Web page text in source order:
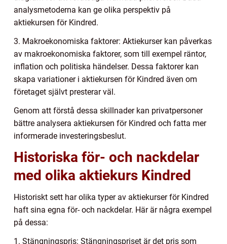
analysmetoderna kan ge olika perspektiv på
aktiekursen för Kindred.
3. Makroekonomiska faktorer: Aktiekurser kan påverkas
av makroekonomiska faktorer, som till exempel räntor,
inflation och politiska händelser. Dessa faktorer kan
skapa variationer i aktiekursen för Kindred även om
företaget självt presterar väl.
Genom att förstå dessa skillnader kan privatpersoner
bättre analysera aktiekursen för Kindred och fatta mer
informerade investeringsbeslut.
Historiska för- och nackdelar
med olika aktiekurs Kindred
Historiskt sett har olika typer av aktiekurser för Kindred
haft sina egna för- och nackdelar. Här är några exempel
på dessa:
1. Stängningspris: Stängningspriset är det pris som